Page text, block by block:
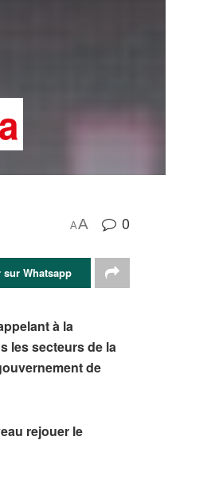
AA 0
sur Whatsapp
à la
les secteurs de la
de
rejouer le